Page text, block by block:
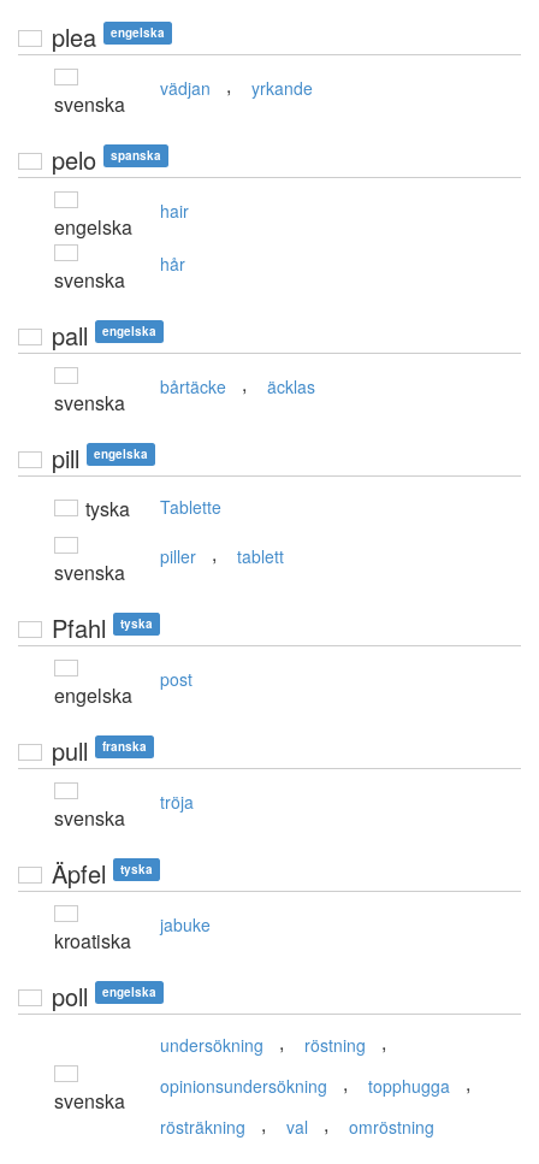
plea engelska
svenska
vädjan , yrkande
pelo spanska
engelska
hair
svenska
hår
pall engelska
svenska
bårtäcke , äcklas
pill engelska
tyska Tablette
svenska
piller , tablett
Pfahl tyska
engelska
post
pull franska
svenska
tröja
Äpfel tyska
kroatiska
jabuke
poll engelska
svenska
undersökning , röstning ,
opinionsundersökning , topphugga ,
rösträkning , val , omröstning